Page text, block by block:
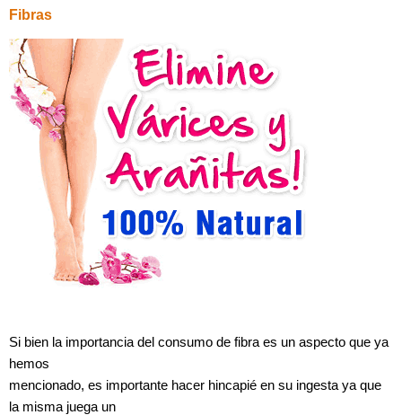
Fibras
Si bien la importancia del consumo de fibra es un aspecto que ya
hemos
mencionado, es importante hacer hincapié en su ingesta ya que
la misma juega un